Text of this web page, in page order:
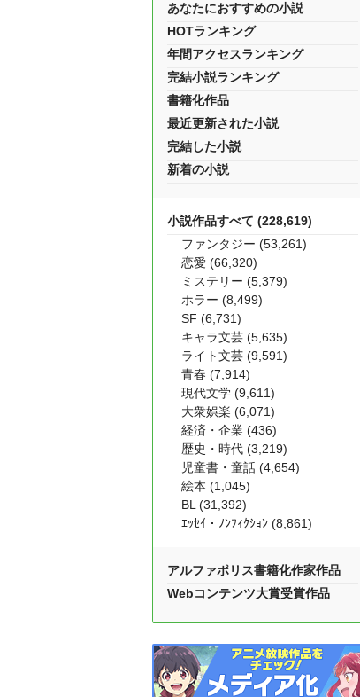
あなたにおすすめの小説
HOTランキング
年間アクセスランキング
完結小説ランキング
書籍化作品
最近更新された小説
完結した小説
新着の小説
小説作品すべて (228,619)
ファンタジー (53,261)
恋愛 (66,320)
ミステリー (5,379)
ホラー (8,499)
SF (6,731)
キャラ文芸 (5,635)
ライト文芸 (9,591)
青春 (7,914)
現代文学 (9,611)
大衆娯楽 (6,071)
経済・企業 (436)
歴史・時代 (3,219)
児童書・童話 (4,654)
絵本 (1,045)
BL (31,392)
ｴｯｾｲ・ﾉﾝﾌｨｸｼｮﾝ (8,861)
アルファポリス書籍化作家作品
Webコンテンツ大賞受賞作品